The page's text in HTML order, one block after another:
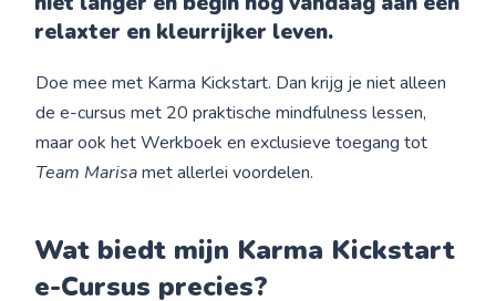
relaxter en kleurrijker leven.
Doe mee met Karma Kickstart. Dan krijg je niet alleen
de e-cursus met 20 praktische mindfulness lessen,
maar ook het Werkboek en exclusieve toegang tot
Team Marisamet allerlei voordelen.
Wat biedt mijn Karma Kickstart
e-Cursus precies?